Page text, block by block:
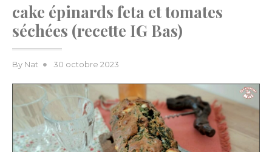
cake épinards feta et tomates
séchées (recette IG Bas)
By Nat
Posted
30 octobre 2023